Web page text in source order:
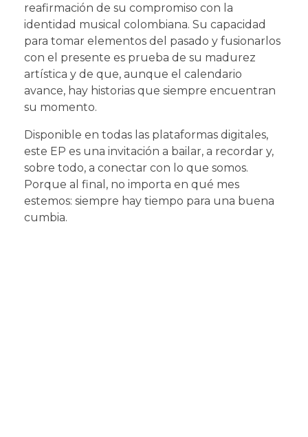
reafirmación de su compromiso con la
identidad musical colombiana. Su capacidad
para tomar elementos del pasado y fusionarlos
con el presente es prueba de su madurez
artística y de que, aunque el calendario
avance, hay historias que siempre encuentran
su momento.
Disponible en todas las plataformas digitales,
este EP es una invitación a bailar, a recordar y,
sobre todo, a conectar con lo que somos.
Porque al final, no importa en qué mes
estemos: siempre hay tiempo para una buena
cumbia.